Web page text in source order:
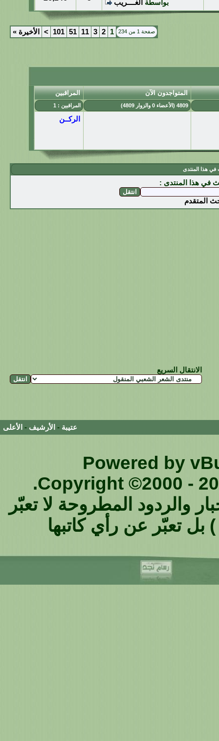
بواسطة الغــــريب
صفحة 1 من 234 1
2
3
11
51
101
> الأخيرة »
المتواجدون الآن المراقبين
4809 (الأعضاء 0 والزوار 4809) المراقبين : 1
الركــن
في هذا المنتدى
في هذا المنتدى :
المتقدم
الانتقال السريع
عتيبة - الأرشيف - الأعلى
Powered by
Copyright ©2000 -
والردود المطروحة لا تعبّر
بل تعبّر عن رأي كاتبها